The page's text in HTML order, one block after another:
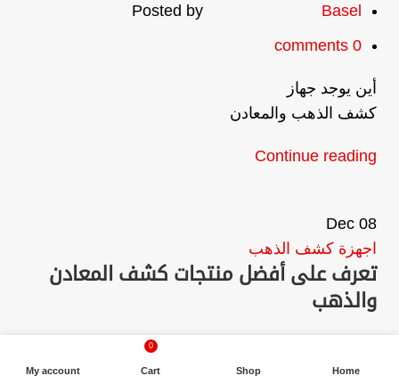
Posted by
Basel
0
comments
أين يوجد جهاز
كشف الذهب والمعادن
Continue reading
08
Dec
اجهزة كشف الذهب
تعرف على أفضل منتجات كشف المعادن
والذهب
Posted by
Basel
Home
Shop
0
Cart
My account